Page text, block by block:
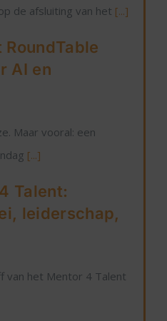
de afsluiting van het [...]
AI en
Maar vooral: een
[...]
Talent:
leiderschap,
van het Mentor 4 Talent